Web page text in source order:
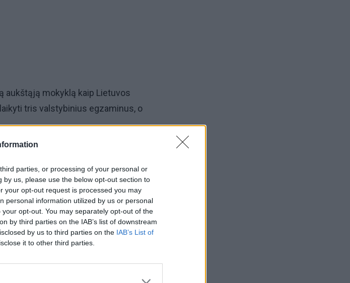
parties, or processing of your personal or
us, please use the below opt-out section to
your opt-out request is processed you may
personal information utilized by us or personal
opt-out. You may separately opt-out of the
by third parties on the IAB’s list of downstream
by us to third parties on the IAB’s List of
it to other third parties.
aukštąją mokyklą kaip Lietuvos
tris valstybinius egzaminus, o
priėmimo balas tiek stojant į
mokant už studijas. Baimintasi, kad
Rima Mickienė informavo, kad,
nuostatą, stojimo balą
Ministerija tik iškels reikalavimus,